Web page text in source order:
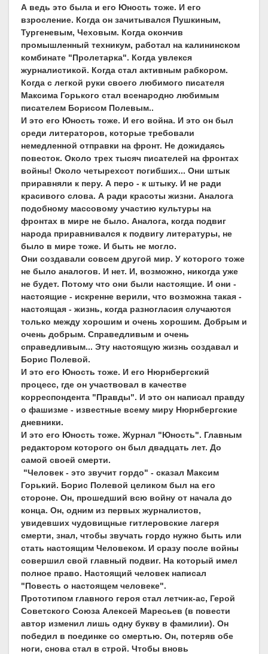
А ведь это была и его Юность тоже. И его
взросление. Когда он зачитывался Пушкиным,
Тургеневым, Чеховым. Когда окончив
промышленный техникум, работал на калининском
комбинате "Пролетарка". Когда увлекся
журналистикой. Когда стал активным рабкором.
Когда с легкой руки своего любимого писателя
Максима Горького стал всенародно любимым
писателем Борисом Полевым..
И это его Юность тоже. И его война. И это он был
среди литераторов, которые требовали
немедленной отправки на фронт. Не дожидаясь
повесток. Около трех тысяч писателей на фронтах
войны! Около четырехсот погибших... Они штык
приравняли к перу. А перо - к штыку. И не ради
красивого слова. А ради красоты жизни. Аналога
подобному массовому участию культуры на
фронтах в мире не было. Аналога, когда подвиг
народа приравнивался к подвигу литературы, не
было в мире тоже. И быть не могло.
Они создавали совсем другой мир. У которого тоже
не было аналогов. И нет. И, возможно, никогда уже
не будет. Потому что они были настоящие. И они -
настоящие - искренне верили, что возможна такая -
настоящая - жизнь, когда разногласия случаются
только между хорошим и очень хорошим. Добрым и
очень добрым. Справедливым и очень
справедливым... Эту настоящую жизнь создавал и
Борис Полевой.
И это его Юность тоже. И его Нюрнбергский
процесс, где он участвовал в качестве
корреспондента "Правды". И это он написал правду
о фашизме - известные всему миру Нюрнбергские
дневники.
И это его Юность тоже. Журнал "Юность". Главным
редактором которого он был двадцать лет. До
самой своей смерти.
"Человек - это звучит гордо" - сказал Максим
Горький. Борис Полевой целиком был на его
стороне. Он, прошедший всю войну от начала до
конца. Он, одним из первых журналистов,
увидевших чудовищные гитлеровские лагеря
смерти, знал, чтобы звучать гордо нужно быть или
стать настоящим Человеком. И сразу после войны
совершил свой главный подвиг. На который имел
полное право. Настоящий человек написал
"Повесть о настоящем человеке".
Прототипом главного героя стал летчик-ас, Герой
Советского Союза Алексей Маресьев (в повести
автор изменил лишь одну букву в фамилии). Он
победил в поединке со смертью. Он, потеряв обе
ноги, снова стал в строй. Чтобы вновь